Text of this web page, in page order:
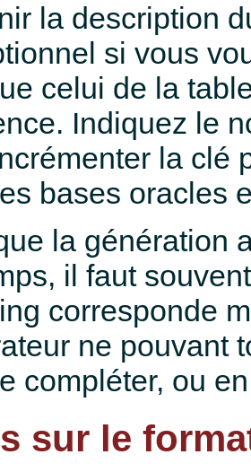
la description
si vous
celui de la
Indiquez le
la clé
bases oracles
la génération
il faut
corresponde
ne pouvant
compléter, ou
sur le